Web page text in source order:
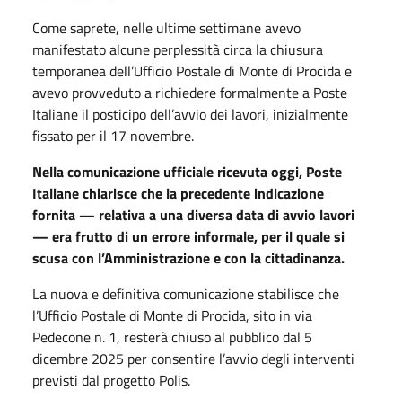
Come saprete, nelle ultime settimane avevo
manifestato alcune perplessità circa la chiusura
temporanea dell’Ufficio Postale di Monte di Procida e
avevo provveduto a richiedere formalmente a Poste
Italiane il posticipo dell’avvio dei lavori, inizialmente
fissato per il 17 novembre.
Nella comunicazione ufficiale ricevuta oggi, Poste
Italiane chiarisce che la precedente indicazione
fornita — relativa a una diversa data di avvio lavori
— era frutto di un errore informale, per il quale si
scusa con l’Amministrazione e con la cittadinanza.
La nuova e definitiva comunicazione stabilisce che
l’Ufficio Postale di Monte di Procida, sito in via
Pedecone n. 1, resterà chiuso al pubblico dal 5
dicembre 2025 per consentire l’avvio degli interventi
previsti dal progetto Polis.